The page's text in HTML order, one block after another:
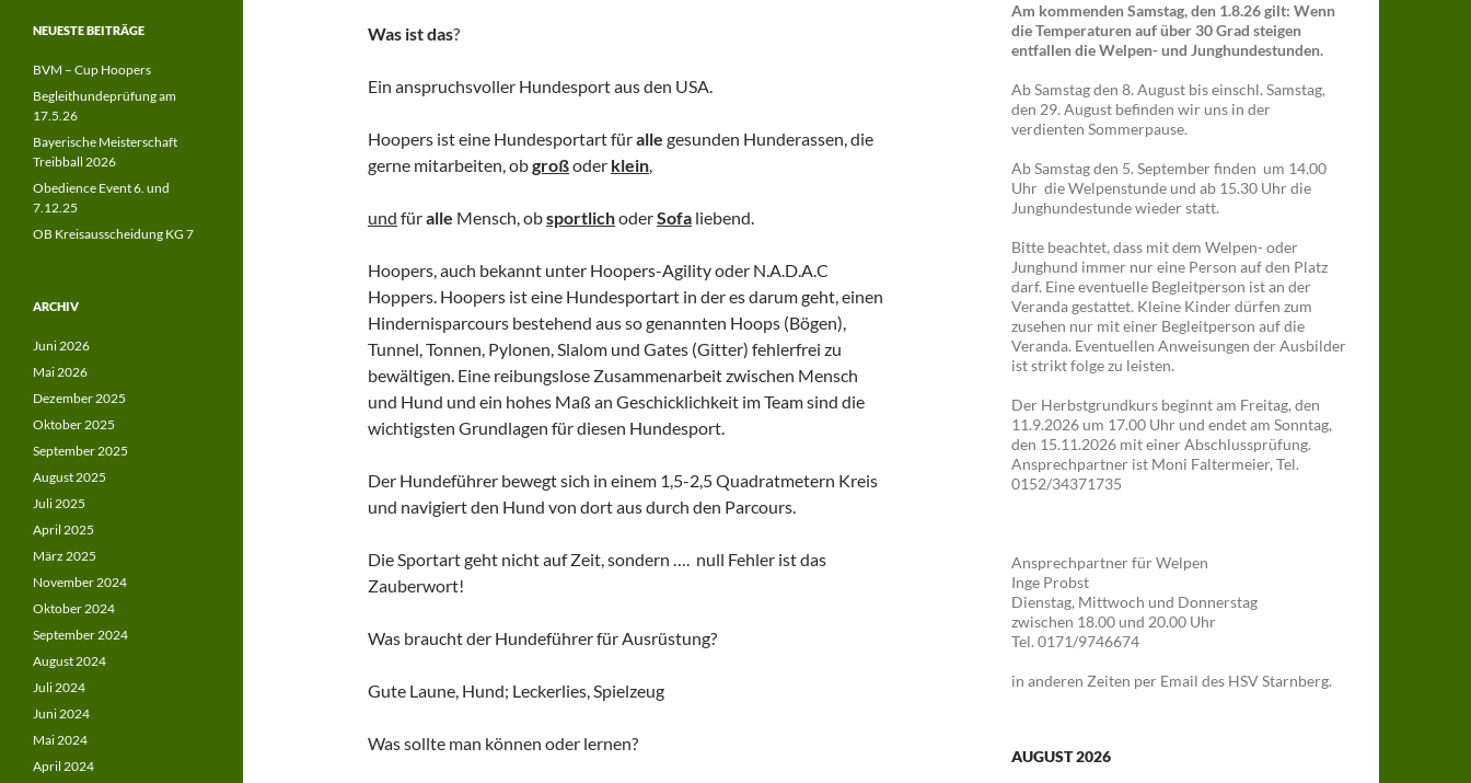
Was istdas?
Ein anspruchsvoller Hundesport aus den USA.
Hoopers ist eine Hundesportart füralle gesunden Hunderassen, die
gerne mitarbeiten, obgroßoder klein,
und füralle Mensch, obsportlichoderSofa liebend.
Hoopers, auch bekannt unter Hoopers-Agility oder N.A.D.A.C
Hoppers. Hoopers ist eine Hundesportart in der es darum geht, einen
Hindernisparcours bestehend aus so genannten Hoops (Bögen),
Tunnel, Tonnen, Pylonen, Slalom und Gates (Gitter) fehlerfrei zu
bewältigen. Eine reibungslose Zusammenarbeit zwischen Mensch
und Hund und ein hohes Maß an Geschicklichkeit im Team sind die
wichtigsten Grundlagen für diesen Hundesport.
Der Hundeführer bewegt sich in einem 1,5-2,5 Quadratmetern Kreis
und navigiert den Hund von dort aus durch den Parcours.
Die Sportart geht nicht auf Zeit, sondern …. null Fehler ist das
Zauberwort!
Was braucht der Hundeführer für Ausrüstung?
Gute Laune, Hund; Leckerlies, Spielzeug
Was sollte man können oder lernen?
Am kommenden Samstag, den 1.8.26 gilt: Wenn
die Temperaturen auf über 30 Grad steigen
entfallen die Welpen- und Junghundestunden.
Ab Samstag den 8. August bis einschl. Samstag,
den 29. August befinden wir uns in der
verdienten Sommerpause.
Ab Samstag den 5. September finden um 14.00
Uhr die Welpenstunde und ab 15.30 Uhr die
Junghundestunde wieder statt.
Bitte beachtet, dass mit dem Welpen- oder
Junghund immer nur eine Person auf den Platz
darf. Eine eventuelle Begleitperson ist an der
Veranda gestattet. Kleine Kinder dürfen zum
zusehen nur mit einer Begleitperson auf die
Veranda. Eventuellen Anweisungen der Ausbilder
ist strikt folge zu leisten.
Der Herbstgrundkurs beginnt am Freitag, den
11.9.2026 um 17.00 Uhr und endet am Sonntag,
den 15.11.2026 mit einer Abschlussprüfung.
Ansprechpartner ist Moni Faltermeier, Tel.
0152/34371735
Ansprechpartner für Welpen
Inge Probst
Dienstag, Mittwoch und Donnerstag
zwischen 18.00 und 20.00 Uhr
Tel. 0171/9746674
in anderen Zeiten per Email des HSV Starnberg.
AUGUST 2026
NEUESTE BEITRÄGE
BVM – Cup Hoopers
Begleithundeprüfung am
17.5.26
Bayerische Meisterschaft
Treibball 2026
Obedience Event 6. und
7.12.25
OB Kreisausscheidung KG 7
ARCHIV
Juni 2026
Mai 2026
Dezember 2025
Oktober 2025
September 2025
August 2025
Juli 2025
April 2025
März 2025
November 2024
Oktober 2024
September 2024
August 2024
Juli 2024
Juni 2024
Mai 2024
April 2024